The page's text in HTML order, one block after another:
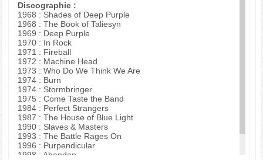
Discographie :
1968 : Shades of Deep Purple
1968 : The Book of Taliesyn
1969 : Deep Purple
1970 : In Rock
1971 : Fireball
1972 : Machine Head
1973 : Who Do We Think We Are
1974 : Burn
1974 : Stormbringer
1975 : Come Taste the Band
1984 : Perfect Strangers
1987 : The House of Blue Light
1990 : Slaves & Masters
1993 : The Battle Rages On
1996 : Purpendicular
1998 : Abandon